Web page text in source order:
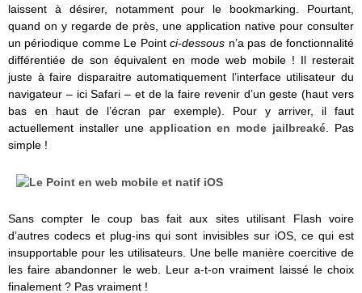
laissent à désirer, notamment pour le bookmarking. Pourtant,
quand on y regarde de près, une application native pour consulter
un périodique comme Le Pointci-dessous n’a pas de fonctionnalité
différentiée de son équivalent en mode web mobile ! Il resterait
juste à faire disparaitre automatiquement l’interface utilisateur du
navigateur – ici Safari – et de la faire revenir d’un geste (haut vers
bas en haut de l’écran par exemple). Pour y arriver, il faut
actuellement installer une application en mode jailbreaké. Pas
simple !
Sans compter le coup bas fait aux sites utilisant Flash voire
d’autres codecs et plug-ins qui sont invisibles sur iOS, ce qui est
insupportable pour les utilisateurs. Une belle manière coercitive de
les faire abandonner le web. Leur a-t-on vraiment laissé le choix
finalement ? Pas vraiment !